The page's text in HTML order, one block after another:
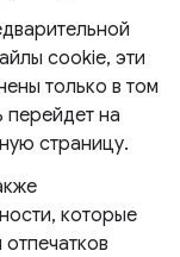
cookie, эти
только в том
перейдет на
страницу.
которые